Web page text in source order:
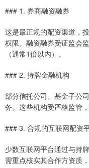
### 1. 券商融资融券
这是最正规的配资渠道，
权限。融资融券受证监会
（通常1倍以内）。
### 2. 持牌金融机构
部分信托公司、基金子公
务。这些机构受严格监管
### 3. 合规的互联网配资
少数互联网平台通过与持
需重点核实其合作方资质